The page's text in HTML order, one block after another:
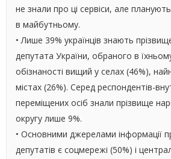
не знали про ці сервіси, але
в майбутньому.
• Лише 39% українців знають
депутата України, обраного в
обізнаності вищий у селах (46%),
містах (26%). Серед респондентів-
переміщених осіб знали прізвище
округу лише 9%.
• Основними джерелами інформації
депутатів є соцмережі (50%) і